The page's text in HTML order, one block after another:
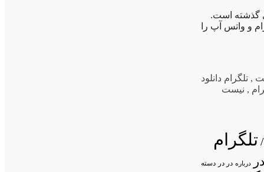
گذشته است.
و واتس آپ را
, تلگرام دانلود
, نیست
تلگرام
درباره در در دسته